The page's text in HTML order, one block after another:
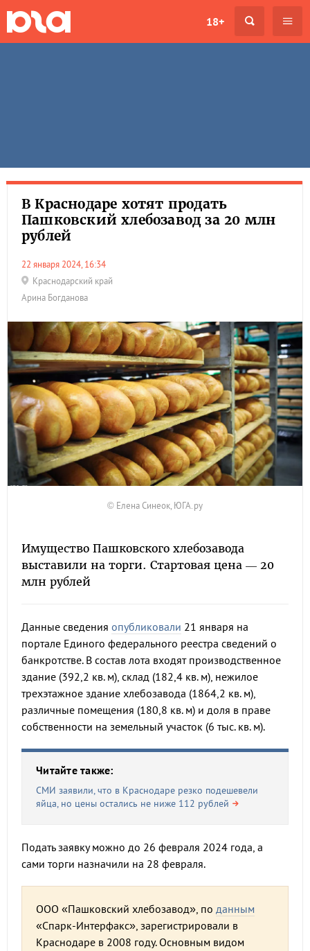
18+
В Краснодаре хотят продать
Пашковский хлебозавод за 20 млн
рублей
22 января 2024, 16:34
Краснодарский край
Арина Богданова
© Елена Синеок, ЮГА.ру
Имущество Пашковского хлебозавода
выставили на торги. Стартовая цена — 20
млн рублей
Данные сведения опубликовали 21 января на
портале Единого федерального реестра сведений о
банкротстве. В состав лота входят производственное
здание (392,2 кв. м), склад (182,4 кв. м), нежилое
трехэтажное здание хлебозавода (1864,2 кв. м),
различные помещения (180,8 кв. м) и доля в праве
собственности на земельный участок (6 тыс. кв. м).
Читайте также:
СМИ заявили, что в Краснодаре резко подешевели
яйца, но цены остались не ниже 112 рублей
Подать заявку можно до 26 февраля 2024 года, а
сами торги назначили на 28 февраля.
ООО «Пашковский хлебозавод», по данным
«Спарк-Интерфакс», зарегистрировали в
Краснодаре в 2008 году. Основным видом